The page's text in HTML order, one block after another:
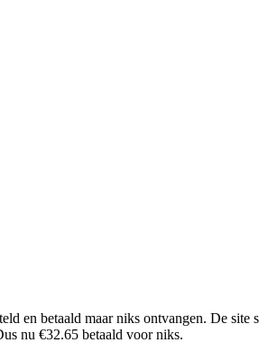
en betaald maar niks ontvangen. De
nu €32.65 betaald voor niks.